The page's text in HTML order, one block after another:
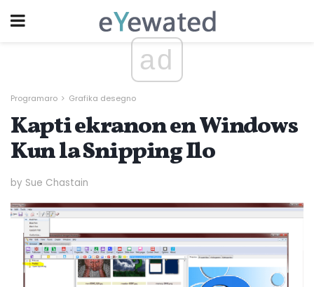
ad
Programaro Grafika desegno
Kapti ekranon en Windows
Kun la Snipping Ilo
by Sue Chastain